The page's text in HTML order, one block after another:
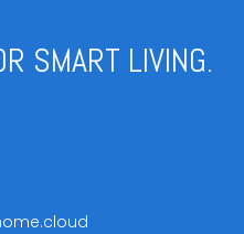
SMART LIVING.